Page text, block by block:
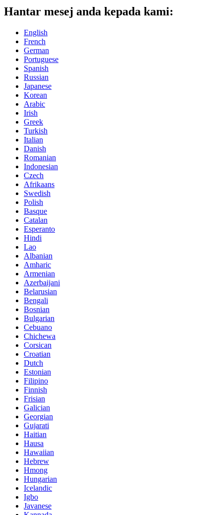
Hantar mesej anda kepada kami:
English
French
German
Portuguese
Spanish
Russian
Japanese
Korean
Arabic
Irish
Greek
Turkish
Italian
Danish
Romanian
Indonesian
Czech
Afrikaans
Swedish
Polish
Basque
Catalan
Esperanto
Hindi
Lao
Albanian
Amharic
Armenian
Azerbaijani
Belarusian
Bengali
Bosnian
Bulgarian
Cebuano
Chichewa
Corsican
Croatian
Dutch
Estonian
Filipino
Finnish
Frisian
Galician
Georgian
Gujarati
Haitian
Hausa
Hawaiian
Hebrew
Hmong
Hungarian
Icelandic
Igbo
Javanese